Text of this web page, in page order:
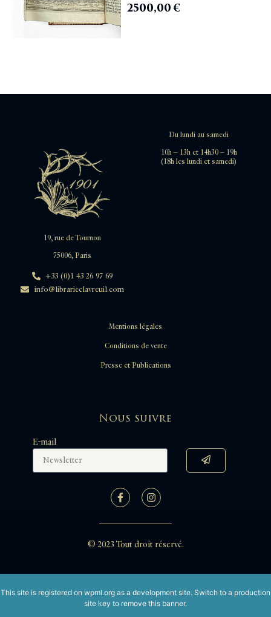
2500,00€
Du lundi au samedi
10h – 13h et 14h30 – 19h
(18h les lundi et samedi)
19, rue de Tournon
75006, Paris
+33 (0)1 43 26 97 69
info@librarieclavreuil.com
Mentions légales
Conditions de vente
Presse et Publications
Nous suivre
E-mail
© 2023 Tout droit réservé.
This site is registered on wpml.org as a development site. Switch to a production
site key to remove this banner.